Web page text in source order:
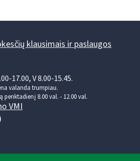
klausimais ir paslaugos
17.00, V 8.00-15.45.
valanda trumpiau.
penktadienį 8.00 val. - 12.00 val.
VMI